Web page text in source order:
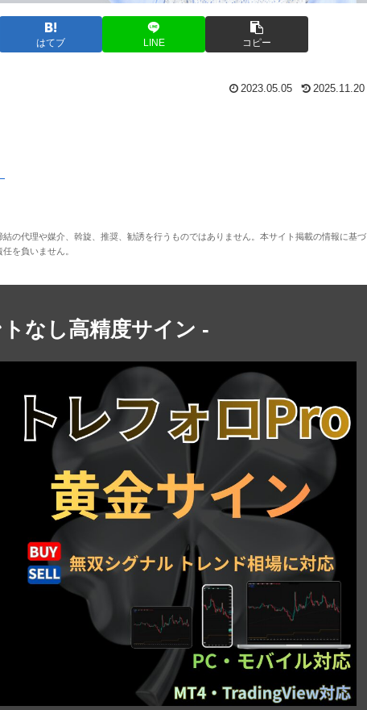
はてブ LINE コピー
2023.05.05 2025.11.20
の代理や媒介、斡旋、推奨、勧誘を行うものではありません。本サイト掲載の情報に基づ
を負いません。
なし高精度サイン -